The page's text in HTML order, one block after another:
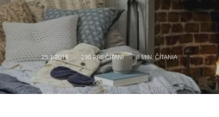
25.1.2018 290 PREČÍTANÍ 8MIN. ČÍTANIA